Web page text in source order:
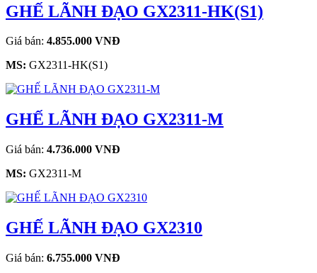
GHẾ LÃNH ĐẠO GX2311-HK(S1)
Giá bán: 4.855.000 VNĐ
MS: GX2311-HK(S1)
GHẾ LÃNH ĐẠO GX2311-M
Giá bán: 4.736.000 VNĐ
MS: GX2311-M
GHẾ LÃNH ĐẠO GX2310
Giá bán: 6.755.000 VNĐ